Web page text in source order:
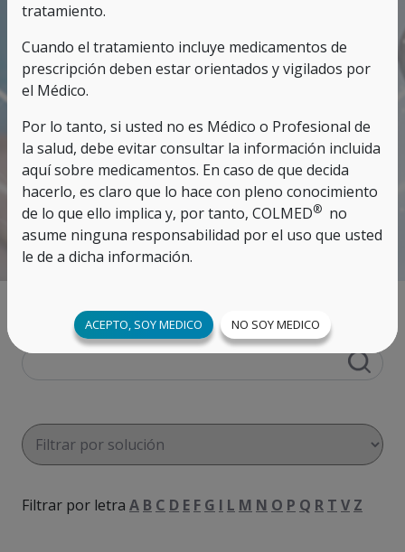
Escriba la palabra a buscar:
Filtrar por letra A B C D E F G I L M N O P Q R T V Z
tratamiento.
Cuando el tratamiento incluye medicamentos de
prescripción deben estar orientados y vigilados por
el Médico.
Por lo tanto, si usted no es Médico o Profesional de
la salud, debe evitar consultar la información incluida
aquí sobre medicamentos. En caso de que decida
hacerlo, es claro que lo hace con pleno conocimiento
de lo que ello implica y, por tanto, COLMED® no
asume ninguna responsabilidad por el uso que usted
le de a dicha información.
ACEPTO, SOY MEDICO NO SOY MEDICO